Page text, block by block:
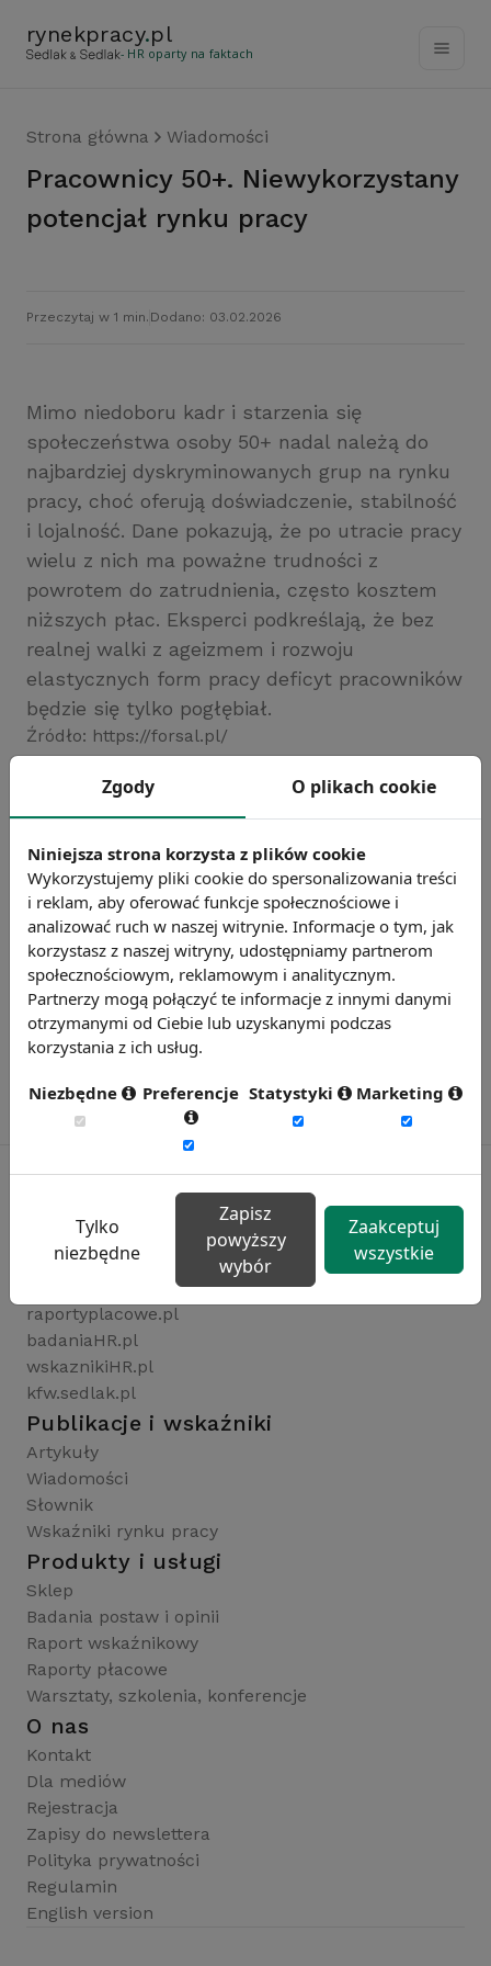
rynekpracy.pl
- HR oparty na faktach
Strona główna Wiadomości
Pracownicy 50+. Niewykorzystany
potencjał rynku pracy
Przeczytaj w 1 min. Dodano: 03.02.2026
Mimo niedoboru kadr i starzenia się
społeczeństwa osoby 50+ nadal należą do
najbardziej dyskryminowanych grup na rynku
pracy, choć oferują doświadczenie, stabilność
i lojalność. Dane pokazują, że po utracie pracy
wielu z nich ma poważne trudności z
powrotem do zatrudnienia, często kosztem
niższych płac. Eksperci podkreślają, że bez
realnej walki z ageizmem i rozwoju
elastycznych form pracy deficyt pracowników
będzie się tylko pogłębiał.
Źródło: https://forsal.pl/
Chcesz wiedzieć więcej?
Zobacz więcej wiadomości
Rynekpracy.pl
sedlak.pl
raportyplacowe.pl
badaniaHR.pl
wskaznikiHR.pl
kfw.sedlak.pl
Publikacje i wskaźniki
Artykuły
Wiadomości
Słownik
Wskaźniki rynku pracy
Produkty i usługi
Sklep
Badania postaw i opinii
Raport wskaźnikowy
Raporty płacowe
Warsztaty, szkolenia, konferencje
O nas
Kontakt
Dla mediów
Rejestracja
Zapisy do newslettera
Polityka prywatności
Regulamin
English version
Zgody O plikach cookie
Niniejsza strona korzysta z plików cookie
Wykorzystujemy pliki cookie do spersonalizowania treści
i reklam, aby oferować funkcje społecznościowe i
analizować ruch w naszej witrynie. Informacje o tym, jak
korzystasz z naszej witryny, udostępniamy partnerom
społecznościowym, reklamowym i analitycznym.
Partnerzy mogą połączyć te informacje z innymi danymi
otrzymanymi od Ciebie lub uzyskanymi podczas
korzystania z ich usług.
Niezbędne Preferencje Statystyki Marketing
Tylko
niezbędne
Zapisz
powyższy
wybór
Zaakceptuj
wszystkie